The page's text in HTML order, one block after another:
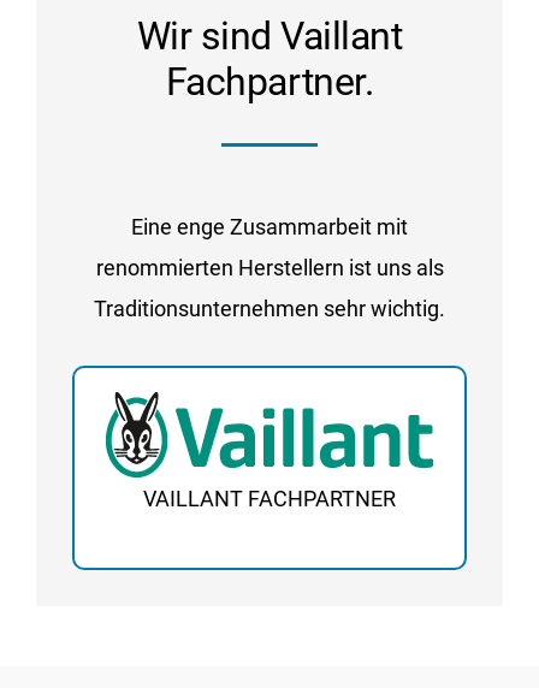
Wir sind Vaillant
Fachpartner.
Eine enge Zusammarbeit mit
renommierten Herstellern ist uns als
Traditionsunternehmen sehr wichtig.
VAILLANT FACHPARTNER